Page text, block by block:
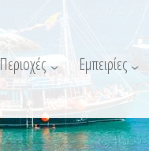
Περιοχές Εμπειρίες